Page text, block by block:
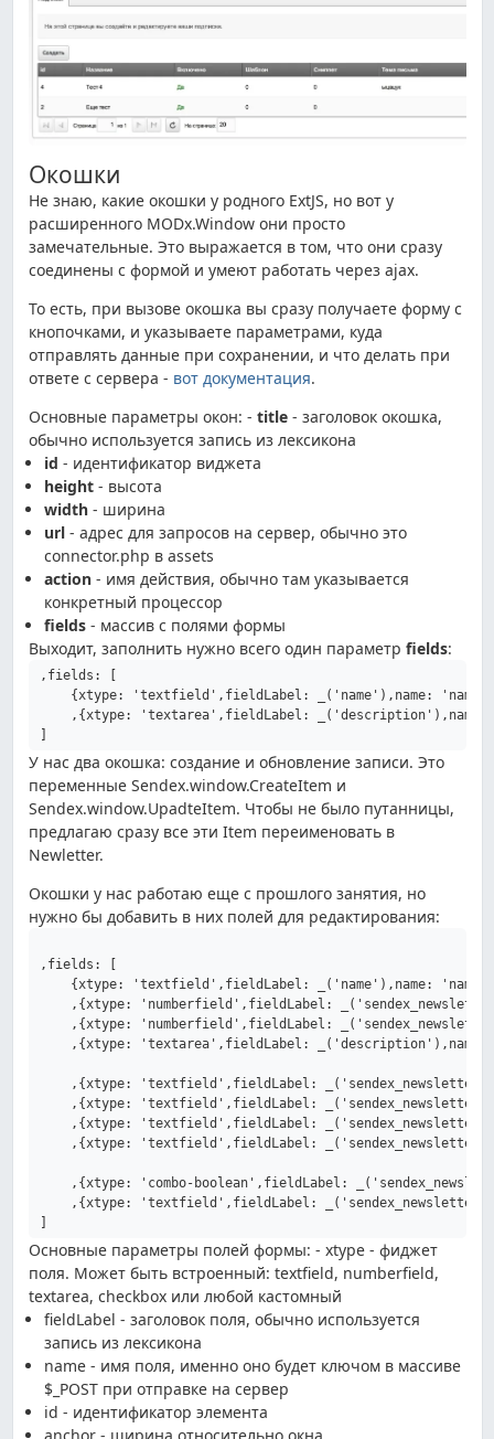
Окошки
Не знаю, какие окошки у родного ExtJS, но вот у
расширенного MODx.Window они просто
замечательные. Это выражается в том, что они сразу
соединены с формой и умеют работать через ajax.
То есть, при вызове окошка вы сразу получаете форму с
кнопочками, и указываете параметрами, куда
отправлять данные при сохранении, и что делать при
ответе с сервера - вот документация.
Основные параметры окон: - title- заголовок окошка,
обычно используется запись из лексикона
id - идентификатор виджета
height- высота
width- ширина
url- адрес для запросов на сервер, обычно это
connector.php в assets
action- имя действия, обычно там указывается
конкретный процессор
fields- массив с полями формы
Выходит, заполнить нужно всего один параметр fields:
,fields: [
{xtype: 'textfield',fieldLabel: _('name'),name:
,{xtype: 'textarea',fieldLabel:
У нас два окошка: создание и обновление записи. Это
переменные Sendex.window.CreateItem и
Sendex.window.UpadteItem. Чтобы не было путанницы,
предлагаю сразу все эти Item переименовать в
Newletter.
Окошки у нас работаю еще с прошлого занятия, но
нужно бы добавить в них полей для редактирования:
,fields: [
{xtype: 'textfield',fieldLabel: _('name'),name:
,{xtype: 'numberfield',fieldLabel:
,{xtype: 'numberfield',fieldLabel:
,{xtype: 'textarea',fieldLabel:
,{xtype: 'textfield',fieldLabel:
,{xtype: 'textfield',fieldLabel:
,{xtype: 'textfield',fieldLabel:
,{xtype: 'textfield',fieldLabel:
,{xtype: 'combo-boolean',fieldLabel:
,{xtype: 'textfield',fieldLabel:
Основные параметры полей формы: - xtype - фиджет
поля. Может быть встроенный: textfield, numberfield,
textarea, checkbox или любой кастомный
fieldLabel - заголовок поля, обычно используется
запись из лексикона
name - имя поля, именно оно будет ключом в массиве
$_POST при отправке на сервер
id - идентификатор элемента